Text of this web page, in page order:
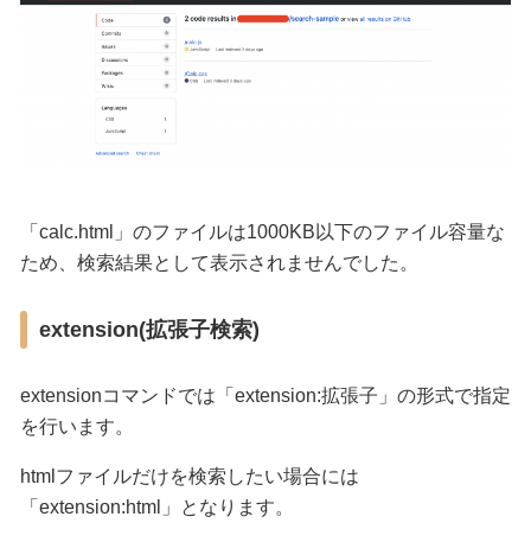
「calc.html」のファイルは1000KB以下のファイル容量な
ため、検索結果として表示されませんでした。
extension(拡張子検索)
extensionコマンドでは「extension:拡張子」の形式で指定
を行います。
htmlファイルだけを検索したい場合には
「extension:html」となります。